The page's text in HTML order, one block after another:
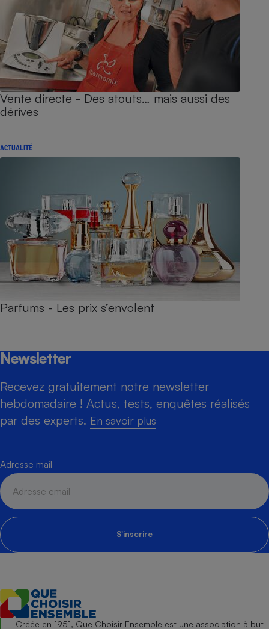
Vente directe - Des atouts… mais aussi des
dérives
ACTUALITÉ
Parfums - Les prix s’envolent
Newsletter
Recevez gratuitement notre newsletter
hebdomadaire ! Actus, tests, enquêtes réalisés
par des experts. En savoir plus
Adresse mail
S'inscrire
Créée en 1951, Que Choisir Ensemble est une association à but